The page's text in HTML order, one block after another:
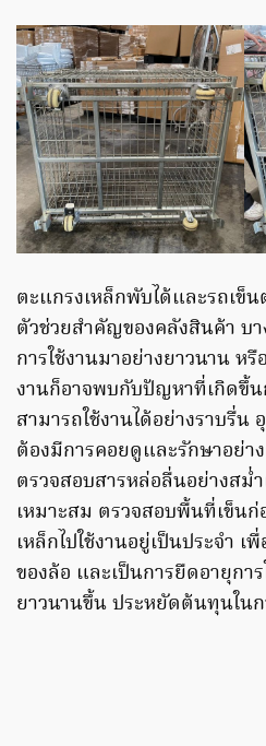
ตะแกรงเหล็กพับได้และรถเข็
ตัวช่วยสำคัญของคลังสินค้า บ
การใช้งานมาอย่างยาวนาน ห
งานก็อาจพบกับปัญหาที่เกิดขึ้
สามารถใช้งานได้อย่างราบรื่
ต้องมีการคอยดูและรักษาอย่า
ตรวจสอบสารหล่อลื่นอย่างสม่
เหมาะสม ตรวจสอบพื้นที่เข็น
เหล็กไปใช้งานอยู่เป็นประจำ เ
ของล้อ และเป็นการยืดอายุกา
ยาวนานขึ้น ประหยัดต้นทุนใน